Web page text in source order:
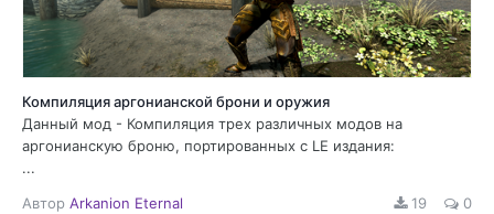
Компиляция аргонианской брони и оружия
Данный мод - Компиляция трех различных модов на
аргонианскую броню, портированных с LE издания:
...
Автор Arkanion Eternal 19 0